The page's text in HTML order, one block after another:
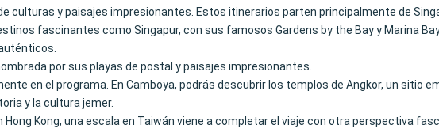
y paisajes impresionantes. Estos itinerarios parten principalmente de
fascinantes como Singapur, con sus famosos Gardens by the Bay y Marina
por sus playas de postal y paisajes impresionantes.
en el programa. En Camboya, podrás descubrir los templos de Angkor, un sitio
y la cultura jemer.
Kong, una escala en Taiwán viene a completar el viaje con otra perspectiva